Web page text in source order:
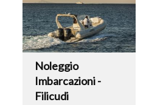
Noleggio
Imbarcazioni -
Filicudi